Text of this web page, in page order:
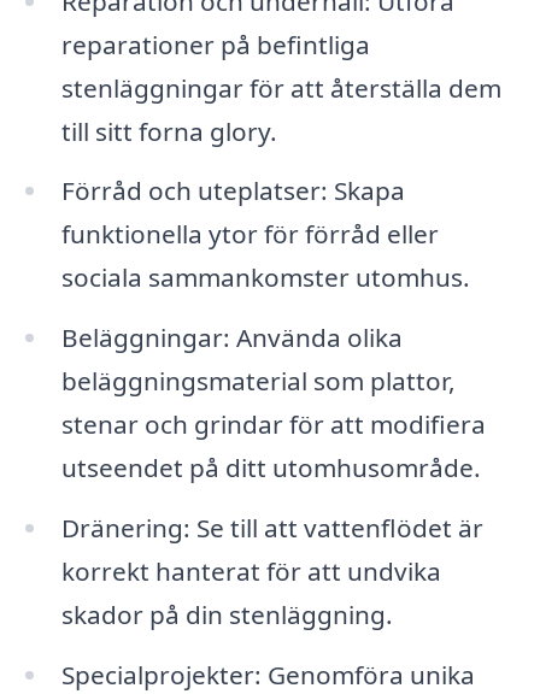
reparationer på befintliga
stenläggningar för att återställa dem
till sitt forna glory.
Förråd och uteplatser: Skapa
funktionella ytor för förråd eller
sociala sammankomster utomhus.
Beläggningar: Använda olika
beläggningsmaterial som plattor,
stenar och grindar för att modifiera
utseendet på ditt utomhusområde.
Dränering: Se till att vattenflödet är
korrekt hanterat för att undvika
skador på din stenläggning.
Specialprojekter: Genomföra unika